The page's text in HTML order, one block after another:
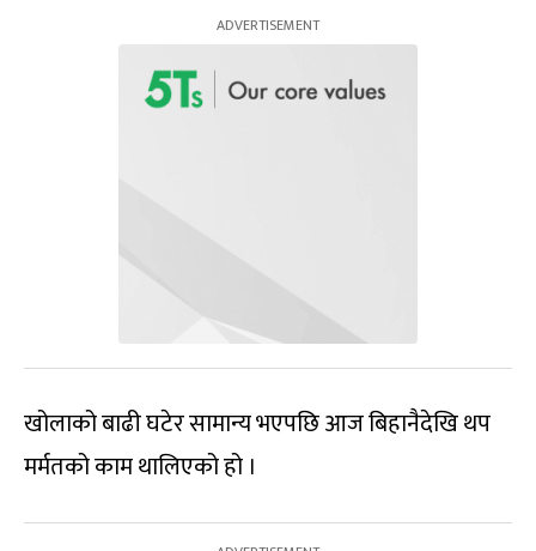
खोलाको बाढी घटेर सामान्य भएपछि आज बिहानैदेखि थप
मर्मतको काम थालिएको हो ।